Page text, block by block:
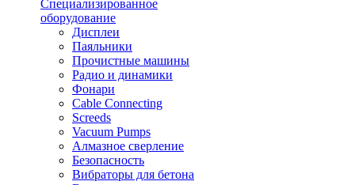
Специализированное
оборудование
Дисплеи
Паяльники
Прочистные машины
Радио и динамики
Фонари
Cable Connecting
Screeds
Vacuum Pumps
Алмазное сверление
Безопасность
Вибраторы для бетона